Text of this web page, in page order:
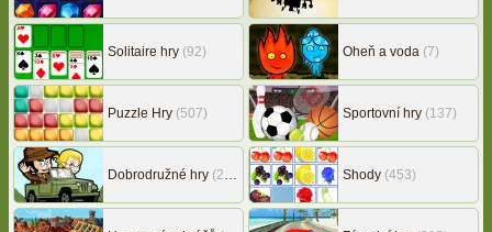
Solitaire hry (92) Oheň a voda (7)
Puzzle Hry (507) Sportovní hry (137)
Dobrodružné hry (217) Shody (453)